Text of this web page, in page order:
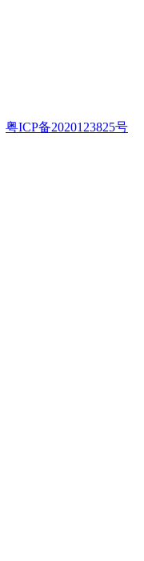
粤ICP备2020123825号